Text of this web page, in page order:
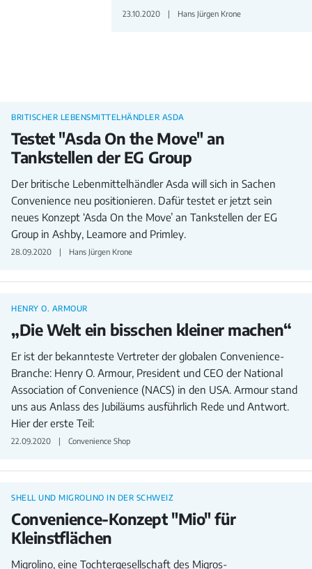
23.10.2020 Hans Jürgen Krone
BRITISCHER LEBENSMITTELHÄNDLER ASDA
Testet "Asda On the Move" an
Tankstellen der EG Group
Der britische Lebenmittelhändler Asda will sich in Sachen
Convenience neu positionieren. Dafür testet er jetzt sein
neues Konzept ‘Asda On the Move’ an Tankstellen der EG
Group in Ashby, Leamore and Primley.
28.09.2020 Hans Jürgen Krone
HENRY O. ARMOUR
„Die Welt ein bisschen kleiner machen“
Er ist der bekannteste Vertreter der globalen Convenience-
Branche: Henry O. Armour, President und CEO der National
Association of Convenience (NACS) in den USA. Armour stand
uns aus Anlass des Jubiläums ausführlich Rede und Antwort.
Hier der erste Teil:
22.09.2020 Convenience Shop
SHELL UND MIGROLINO IN DER SCHWEIZ
Convenience-Konzept "Mio" für
Kleinstflächen
Migrolino, eine Tochtergesellschaft des Migros-